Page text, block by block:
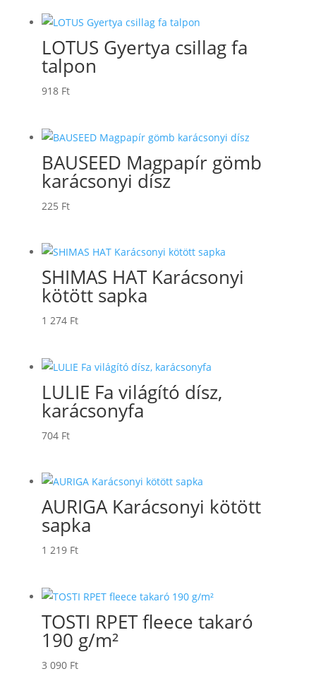
LOTUS Gyertya csillag fa
talpon
918 Ft
BAUSEED Magpapír gömb
karácsonyi dísz
225 Ft
SHIMAS HAT Karácsonyi
kötött sapka
1 274 Ft
LULIE Fa világító dísz,
karácsonyfa
704 Ft
AURIGA Karácsonyi kötött
sapka
1 219 Ft
TOSTI RPET fleece takaró
190 g/m²
3 090 Ft